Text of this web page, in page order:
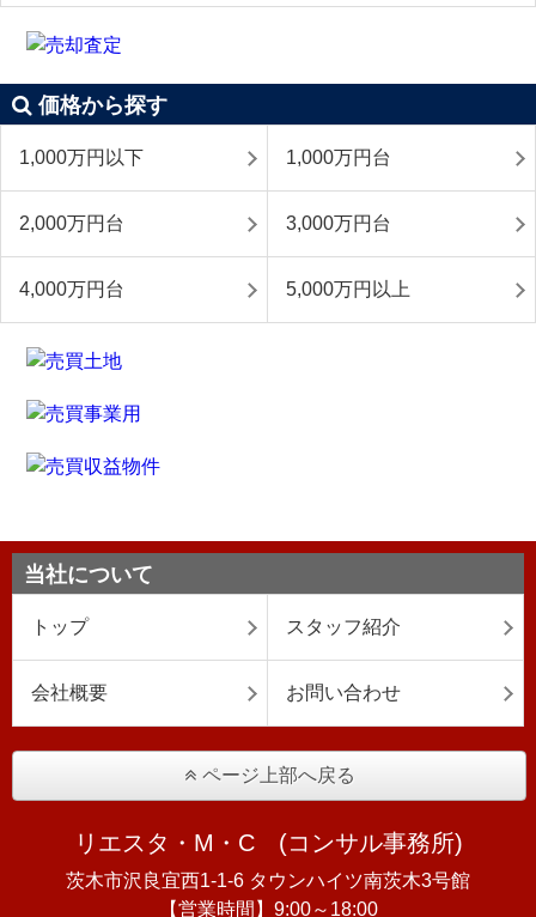
価格から探す
1,000万円以下 1,000万円台
2,000万円台 3,000万円台
4,000万円台 5,000万円以上
当社について
トップ スタッフ紹介
会社概要 お問い合わせ
ページ上部へ戻る
リエスタ・M・C (コンサル事務所)
茨木市沢良宜西1-1-6 タウンハイツ南茨木3号館
【営業時間】9:00～18:00